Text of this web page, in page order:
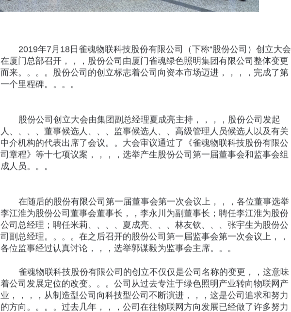
2019年7月18日雀魂物联科技股份有限公司（下称“股份公司）创立大会
在厦门总部召开，，，股份公司由厦门雀魂绿色照明集团有限公司整体变更
而来。。。。股份公司的创立标志着公司向资本市场迈进，，，，完成了第
一个里程碑。。。。
股份公司创立大会由集团副总经理夏成亮主持，，，，股份公司发起
人、、、、董事候选人、、、监事候选人、、高级管理人员候选人以及有关
中介机构的代表出席了会议。。大会审议通过了《雀魂物联科技股份有限公
司章程》等十七项议案，，，，选举产生股份公司第一届董事会和监事会组
成人员。。。
在随后的股份有限公司第一届董事会第一次会议上，，，各位董事选举
李江淮为股份公司董事会董事长，，李永川为副董事长；聘任李江淮为股份
公司总经理；聘任米莉、、、、夏成亮、、、林友钦、、、张宇生为股份公
司副总经理。。。。在之后召开的股份公司第一届监事会第一次会议上，，
各位监事经过认真讨论，，，选举郭谋毅为监事会主席。。。
雀魂物联科技股份有限公司的创立不仅仅是公司名称的变更，，这意味
着公司发展定位的改变。。。公司从过去专注于绿色照明产业转向物联网产
业，，，，从制造型公司向科技型公司不断演进，，，这是公司追求和努力
的方向。。。。过去几年，，，公司在往物联网方向发展已经做了许多努力